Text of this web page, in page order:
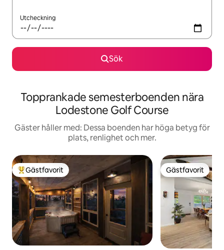
Utcheckning
Sök
Topprankade semesterboenden nära
Lodestone Golf Course
Gäster håller med: Dessa boenden har höga betyg för
plats, renlighet och mer.
Populär gästfavorit
Gästfavorit Gästfavorit
Gästfavorit